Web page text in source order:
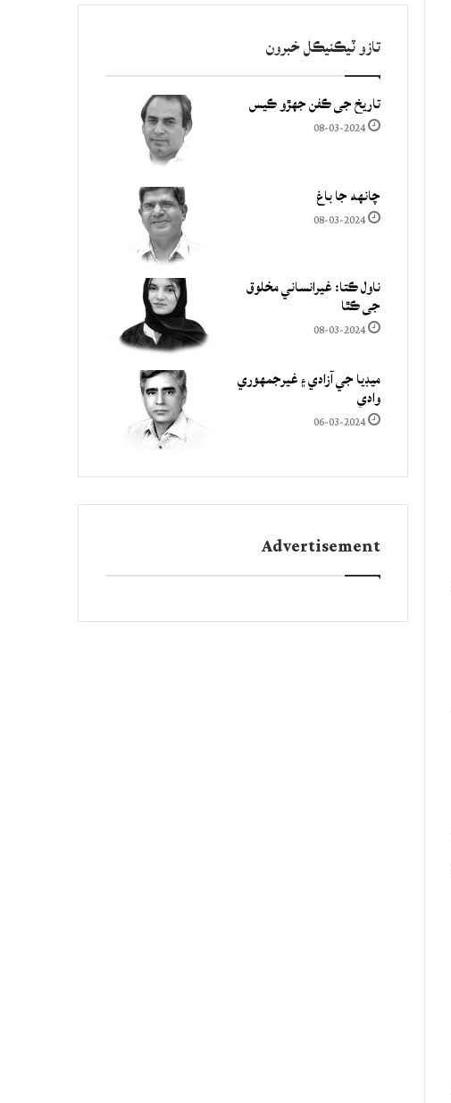
تازو ٽيڪنيڪل خبرون
تاريخ جي ڪفن جھڙو ڪيس
08-03-2024
چانهه جا باغ
08-03-2024
ناول ڪتا: غيرانساني مخلوق
جي ڪٿا
08-03-2024
ميڊيا جي آزادي ۽ غيرجمھوري
وادي
06-03-2024
Advertisement